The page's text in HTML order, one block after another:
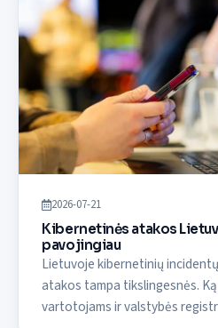
2026-07-21
Kibernetinės atakos
pavojingiau
Lietuvoje kibernetinių
atakos tampa tikslingesnės.
vartotojams ir valstybės